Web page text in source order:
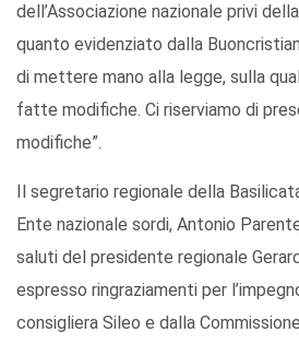
dell’Associazione nazionale privi
quanto evidenziato dalla
di mettere mano alla legge, sulla
fatte modifiche. Ci riserviamo di
modifiche”.
Il segretario regionale della
Ente nazionale sordi, Antonio
saluti del presidente regionale
espresso ringraziamenti per
consigliera Sileo e dalla